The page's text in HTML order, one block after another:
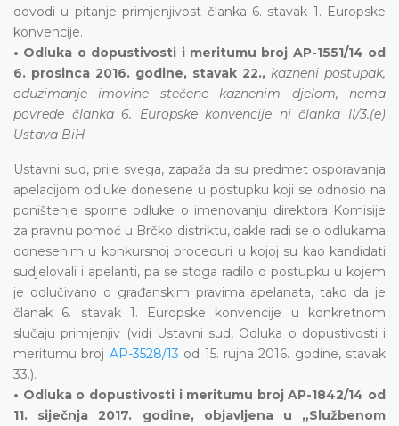
dovodi u pitanje primjenjivost članka 6. stavak 1. Europske
konvencije.
• Odluka o dopustivosti i meritumu broj AP-1551/14 od
6. prosinca 2016. godine, stavak 22., kazneni postupak,
oduzimanje imovine stečene kaznenim djelom, nema
povrede članka 6. Europske konvencije ni članka II/3.(e)
Ustava BiH
Ustavni sud, prije svega, zapaža da su predmet osporavanja
apelacijom odluke donesene u postupku koji se odnosio na
poništenje sporne odluke o imenovanju direktora Komisije
za pravnu pomoć u Brčko distriktu, dakle radi se o odlukama
donesenim u konkursnoj proceduri u kojoj su kao kandidati
sudjelovali i apelanti, pa se stoga radilo o postupku u kojem
je odlučivano o građanskim pravima apelanata, tako da je
članak 6. stavak 1. Europske konvencije u konkretnom
slučaju primjenjiv (vidi Ustavni sud, Odluka o dopustivosti i
meritumu broj AP-3528/13 od 15. rujna 2016. godine, stavak
33.).
• Odluka o dopustivosti i meritumu broj AP-1842/14 od
11. siječnja 2017. godine, objavljena u „Službenom